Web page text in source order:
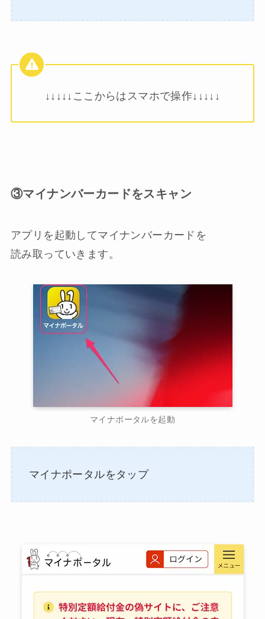
↓↓ ↓ ↓ ↓ここからはスマホで操作↓ ↓ ↓ ↓ ↓
③マイナンバーカードをスキャン
アプリを起動してマイナンバーカードを
読み取っていきます。
マイナポータルを起動
マイナポータルをタップ